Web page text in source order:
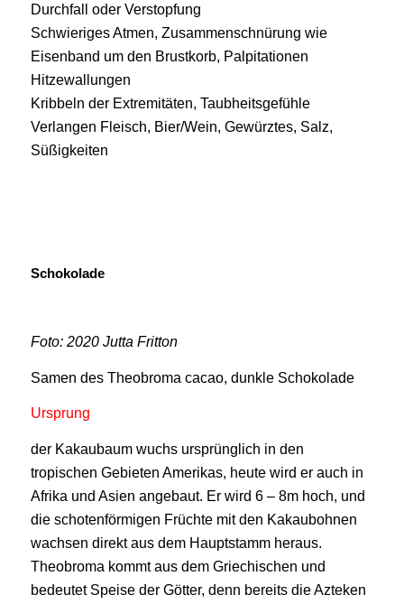
Durchfall oder Verstopfung
Schwieriges Atmen, Zusammenschnürung wie
Eisenband um den Brustkorb, Palpitationen
Hitzewallungen
Kribbeln der Extremitäten, Taubheitsgefühle
Verlangen Fleisch, Bier/Wein, Gewürztes, Salz,
Süßigkeiten
Schokolade
Foto: 2020 Jutta Fritton
Samen des Theobroma cacao, dunkle Schokolade
Ursprung
der Kakaubaum wuchs ursprünglich in den
tropischen Gebieten Amerikas, heute wird er auch in
Afrika und Asien angebaut. Er wird 6 – 8m hoch, und
die schotenförmigen Früchte mit den Kakaubohnen
wachsen direkt aus dem Hauptstamm heraus.
Theobroma kommt aus dem Griechischen und
bedeutet Speise der Götter, denn bereits die Azteken